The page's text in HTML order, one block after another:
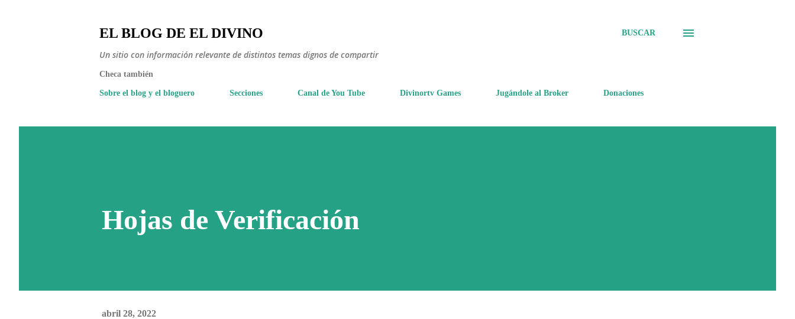
EL BLOG DE EL DIVINO
Un sitio con información relevante de distintos temas dignos de compartir
BUSCAR
Checa también
Sobre el blog y el bloguero Secciones Canal de You Tube Divinortv Games Jugándole al Broker Donaciones
Hojas de Verificación
abril 28, 2022